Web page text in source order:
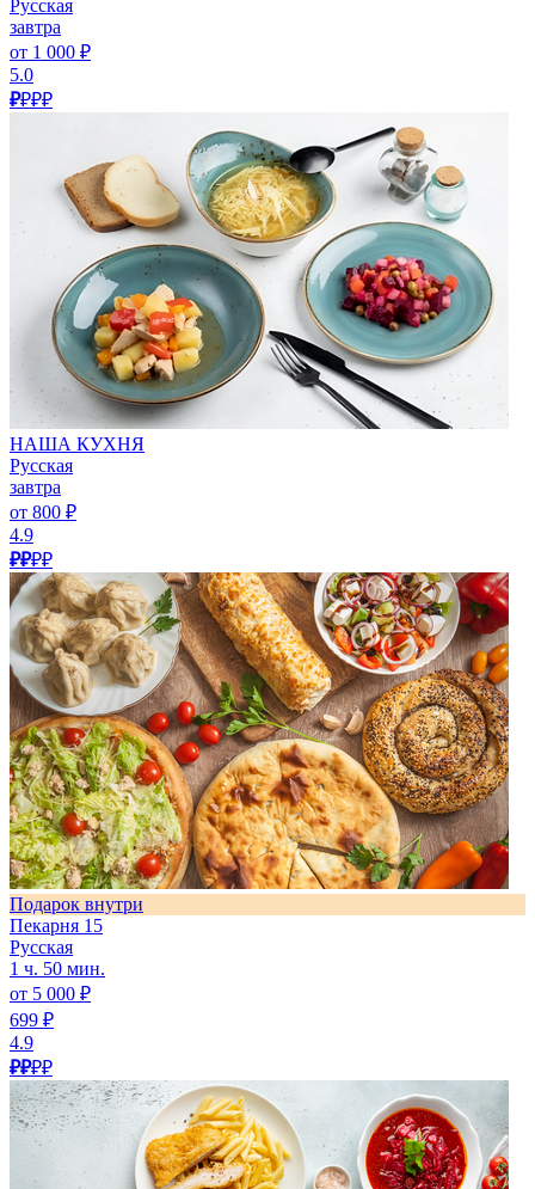
Русская
завтра
от 1 000 ₽
5.0
₽₽₽₽
НАША КУХНЯ
Русская
завтра
от 800 ₽
4.9
₽₽₽₽
Подарок внутри
Пекарня 15
Русская
1 ч. 50 мин.
от 5 000 ₽
699 ₽
4.9
₽₽₽₽